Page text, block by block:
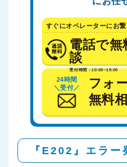
すぐにオペレーターにお繋
電話で無
談
受付時間：10:00~19:00
24時間
＼受付／
フォ
無料
『E202』エラー